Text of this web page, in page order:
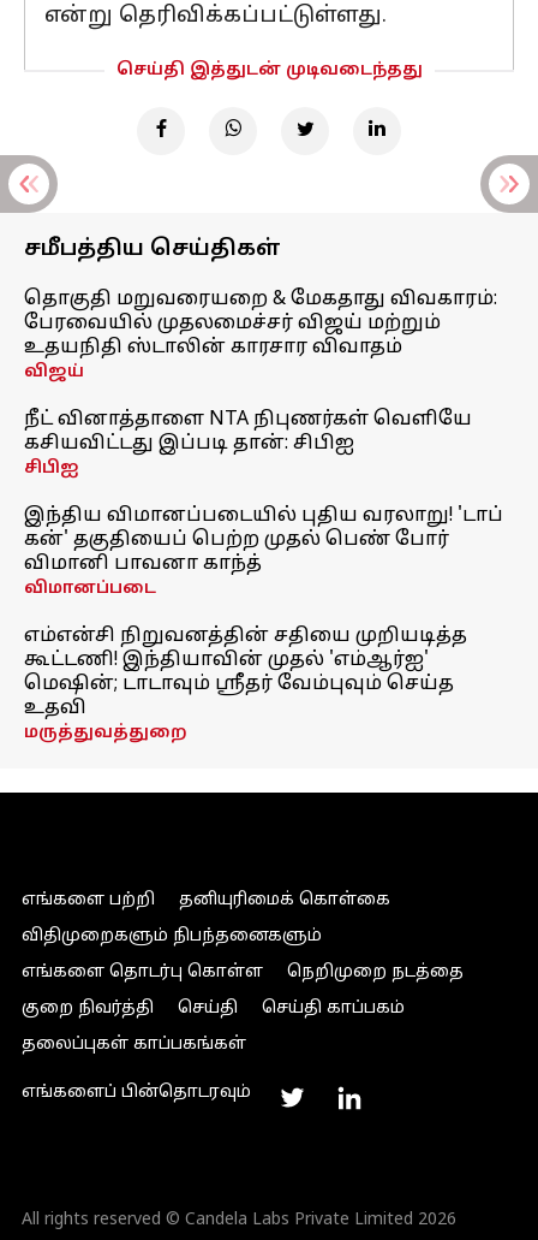
என்று தெரிவிக்கப்பட்டுள்ளது.
செய்தி இத்துடன் முடிவடைந்தது
சமீபத்திய செய்திகள்
தொகுதி மறுவரையறை & மேகதாது விவகாரம்:
பேரவையில் முதலமைச்சர் விஜய் மற்றும்
உதயநிதி ஸ்டாலின் காரசார விவாதம்
விஜய்
நீட் வினாத்தாளை NTA நிபுணர்கள் வெளியே
கசியவிட்டது இப்படி தான்: சிபிஐ
சிபிஐ
இந்திய விமானப்படையில் புதிய வரலாறு! 'டாப்
கன்' தகுதியைப் பெற்ற முதல் பெண் போர்
விமானி பாவனா காந்த்
விமானப்படை
எம்என்சி நிறுவனத்தின் சதியை முறியடித்த
கூட்டணி! இந்தியாவின் முதல் 'எம்ஆர்ஐ'
மெஷின்; டாடாவும் ஸ்ரீதர் வேம்புவும் செய்த
உதவி
மருத்துவத்துறை
எங்களை பற்றி
தனியுரிமைக் கொள்கை
விதிமுறைகளும் நிபந்தனைகளும்
எங்களை தொடர்பு கொள்ள
நெறிமுறை நடத்தை
குறை நிவர்த்தி
செய்தி
செய்தி காப்பகம்
தலைப்புகள் காப்பகங்கள்
எங்களைப் பின்தொடரவும்
All rights reserved © Candela Labs Private Limited 2026